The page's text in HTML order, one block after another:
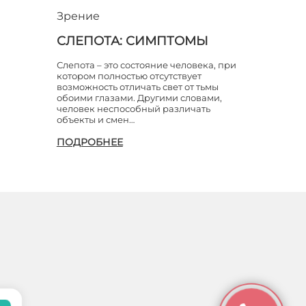
Зрение
СЛЕПОТА: СИМПТОМЫ
Слепота – это состояние человека, при
котором полностью отсутствует
возможность отличать свет от тьмы
обоими глазами. Другими словами,
человек неспособный различать
объекты и смен…
ПОДРОБНЕЕ